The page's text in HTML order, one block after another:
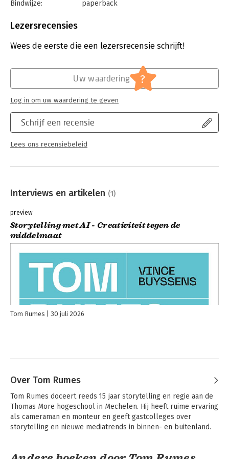
Bindwijze:
paperback
Uitgever:
Verschijningsdatum:
3-6-2026
Communicatie en media
Lezersrecensies
Wees de eerste die een lezersrecensie schrijft!
Schrijf een recensie
Lees ons recensiebeleid
Uw waardering ?
Log in om uw waardering te geven
Interviews en artikelen (1)
preview
Storytelling met AI - Creativiteit tegen de
middelmaat
Tom Rumes 30 juli 2026
Over Tom Rumes
Tom Rumes doceert reeds 15 jaar storytelling en regie aan de
Thomas More hogeschool in Mechelen. Hij heeft ruime ervaring
als cameraman en monteur en geeft gastcolleges over
storytelling en nieuwe mediatrends in binnen- en buitenland.